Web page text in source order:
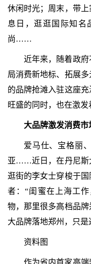
休闲时光；周末，带
息日，逛逛国际知名
尚……
近年来，随着政
局消费新地标、拓展
的品牌抢滩入驻这座
旺盛的同时，也在激发
大品牌激发消费
爱马仕、宝格丽
亚……近日，在丹尼斯
逛街的李女士穿梭于
者：“闺蜜在上海工
物，那里很多高档品
大品牌落地郑州，只
资料图
作为省内首家高端